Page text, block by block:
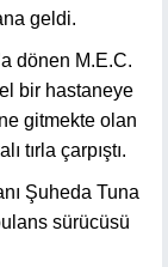
geldi.
dönen M.E.C.
bir hastaneye
gitmekte olan
tırla çarpıştı.
Şuheda Tuna
sürücüsü